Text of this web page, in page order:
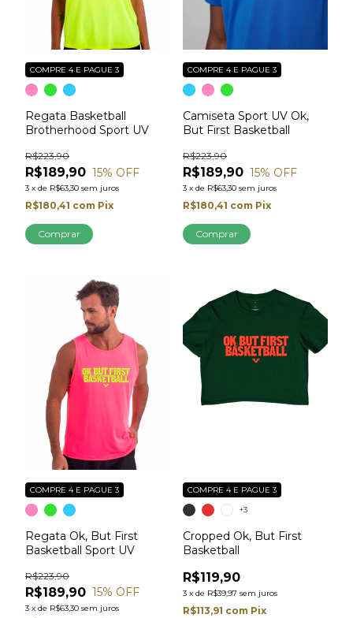
Regata Basketball
Brotherhood Sport UV
R$189,90
R$223,90
15% OFF
3 x de R$63,30 sem juros
COMPRE 4 E PAGUE 3
R$180,41 com Pix
Comprar
Camiseta Sport UV Ok,
But First Basketball
R$189,90
R$223,90
15% OFF
3 x de R$63,30 sem juros
COMPRE 4 E PAGUE 3
R$180,41 com Pix
Comprar
Regata Ok, But First
Basketball Sport UV
R$189,90
R$223,90
15% OFF
3 x de R$63,30 sem juros
COMPRE 4 E PAGUE 3
Cropped Ok, But First
Basketball
R$119,90
3 x de R$39,97 sem juros
COMPRE 4 E PAGUE 3
R$113,91 com Pix
+3